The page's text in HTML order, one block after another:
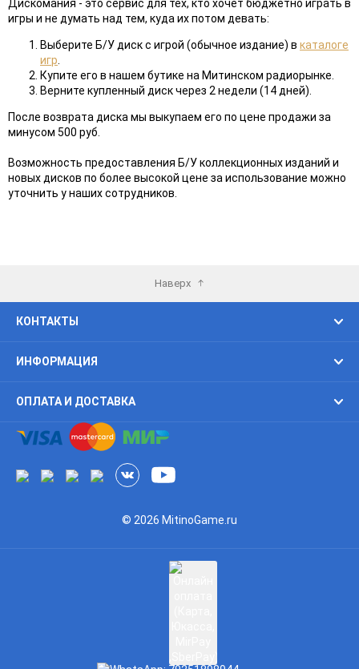
Дискомания - это сервис для тех, кто хочет бюджетно играть в
игры и не думать над тем, куда их потом девать:
Выберите Б/У диск с игрой (обычное издание) в каталоге
игр
Купите его в нашем бутике на Митинском радиорынке.
Верните купленный диск через 2 недели (14 дней).
После возврата диска мы выкупаем его по цене продажи за
минусом 500 руб.
Возможность предоставления Б/У коллекционных изданий и
новых дисков по более высокой цене за использование можно
уточнить у наших сотрудников.
Наверх
КОНТАКТЫ
ИНФОРМАЦИЯ
ОПЛАТА И ДОСТАВКА
© 2026 MitinoGame.ru